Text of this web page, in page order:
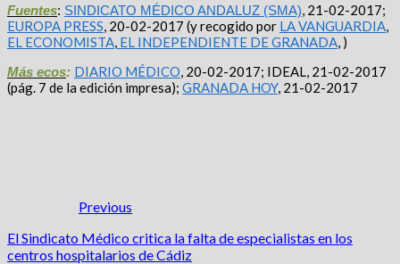
Fuentes: SINDICATO MÉDICO ANDALUZ (SMA), 21-02-2017;
EUROPA PRESS, 20-02-2017 (y recogido por LA VANGUARDIA,
EL ECONOMISTA, EL INDEPENDIENTE DE GRANADA, )
Más ecos: DIARIO MÉDICO, 20-02-2017; IDEAL, 21-02-2017
(pág. 7 de la edición impresa); GRANADA HOY, 21-02-2017
Previous
El Sindicato Médico critica la falta de especialistas en los
centros hospitalarios de Cádiz